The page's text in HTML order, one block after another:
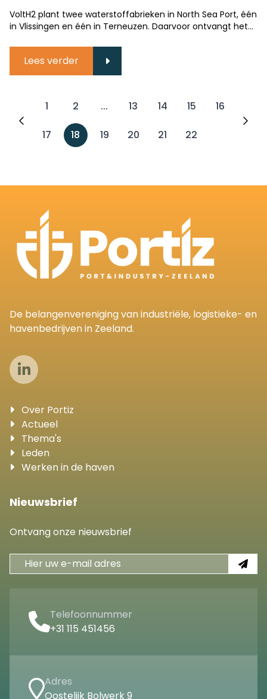
waterstof in North Sea Port
VoltH2 plant twee waterstoffabrieken in North Sea Port, één
in Vlissingen en één in Terneuzen. Daarvoor ontvangt het
werkzaamheden.
Lees verder
1 2 ... 13 14 15 16
17 18 19 20 21 22
De belangenvereniging van industriële, logistieke- en
havenbedrijven in Zeeland.
Over Portiz
Actueel
Thema's
Leden
Werken in de haven
Nieuwsbrief
Ontvang onze nieuwsbrief
Telefoonnummer
+31 115 451456
Adres
Oostelijk Bolwerk 9